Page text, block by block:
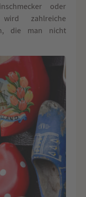
oder
wird zahlreiche
die man nicht